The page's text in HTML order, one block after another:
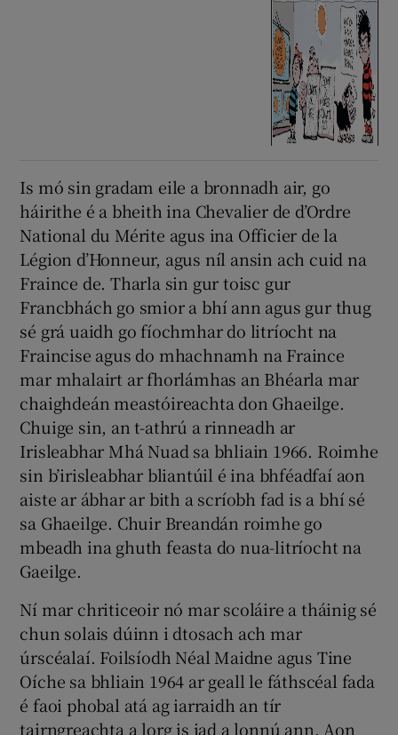
Is mó sin gradam eile a bronnadh air, go
háirithe é a bheith ina Chevalier de d’Ordre
National du Mérite agus ina Officier de la
Légion d’Honneur, agus níl ansin ach cuid na
Fraince de. Tharla sin gur toisc gur
Francbhách go smior a bhí ann agus gur thug
sé grá uaidh go fíochmhar do litríocht na
Fraincise agus do mhachnamh na Fraince
mar mhalairt ar fhorlámhas an Bhéarla mar
chaighdeán meastóireachta don Ghaeilge.
Chuige sin, an t-athrú a rinneadh ar
Irisleabhar Mhá Nuad sa bhliain 1966. Roimhe
sin b’irisleabhar bliantúil é ina bhféadfaí aon
aiste ar ábhar ar bith a scríobh fad is a bhí sé
sa Ghaeilge. Chuir Breandán roimhe go
mbeadh ina ghuth feasta do nua-litríocht na
Gaeilge.
Ní mar chriticeoir nó mar scoláire a tháinig sé
chun solais dúinn i dtosach ach mar
úrscéalaí. Foilsíodh Néal Maidne agus Tine
Oíche sa bhliain 1964 ar geall le fáthscéal fada
é faoi phobal atá ag iarraidh an tír
tairngreachta a lorg is iad a lonnú ann. Aon